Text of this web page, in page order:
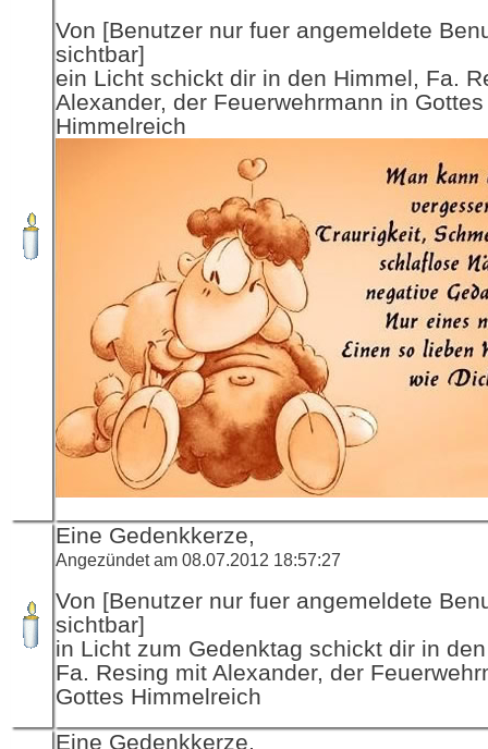
Von [Benutzer nur fuer angemeldete
sichtbar]
ein Licht schickt dir in den Himmel, Fa.
Alexander, der Feuerwehrmann in Gottes
Himmelreich
Eine Gedenkkerze,
Angezündet am 08.07.2012 18:57:27
Von [Benutzer nur fuer angemeldete
sichtbar]
in Licht zum Gedenktag schickt dir in
Fa. Resing mit Alexander, der
Gottes Himmelreich
Eine Gedenkkerze,